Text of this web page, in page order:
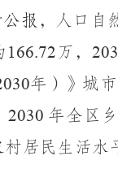
报 ，人口自
166.72 万，
年）》城
2030 年全区
居民生活